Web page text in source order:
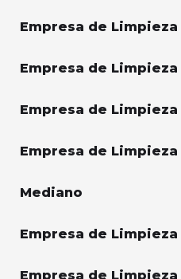
Empresa de Limpieza
Empresa de
Empresa de Limpieza
Empresa de Limpieza
Mediano
Empresa de
Empresa de Limpieza